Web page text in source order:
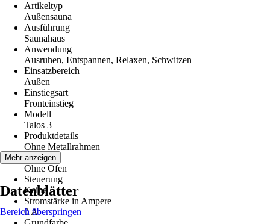
Artikeltyp
Außensauna
Ausführung
Saunahaus
Anwendung
Ausruhen, Entspannen, Relaxen, Schwitzen
Einsatzbereich
Außen
Einstiegsart
Fronteinstieg
Modell
Talos 3
Produktdetails
Ohne Metallrahmen
Ofen Typ
Ohne Ofen
Steuerung
Keine
Stromstärke in Ampere
0 A
Mehr anzeigen
Datenblätter
Bereich überspringen